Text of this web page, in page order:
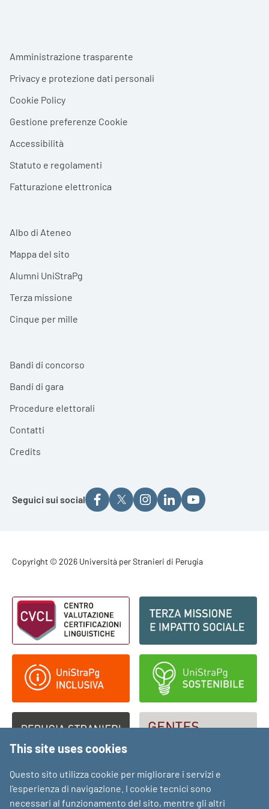
Footer menu
Amministrazione trasparente
Privacy e protezione dati personali
Cookie Policy
Gestione preferenze Cookie
Accessibilità
Statuto e regolamenti
Fatturazione elettronica
Albo di Ateneo
Mappa del sito
Alumni UniStraPg
Terza missione
Cinque per mille
Bandi di concorso
Bandi di gara
Procedure elettorali
Contatti
Credits
Seguici sui social
Footer - Copyright
Copyright © 2026 Università per Stranieri di Perugia
Footer - Loghi
This site uses cookies
Questo sito utilizza cookie per migliorare i servizi e
l’esperienza di navigazione. I cookie tecnici sono
necessari al funzionamento del sito, mentre gli altri